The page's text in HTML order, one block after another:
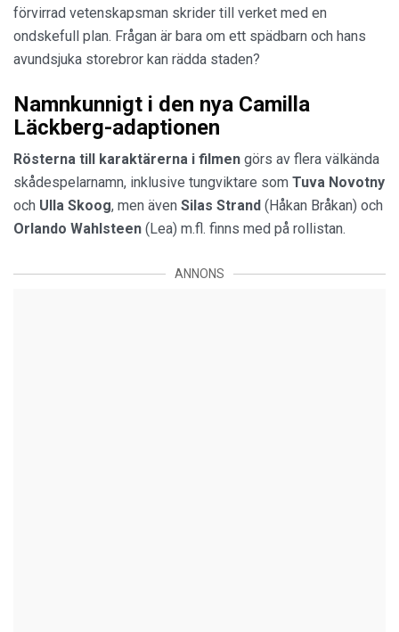
förvirrad vetenskapsman skrider till verket med en
ondskefull plan. Frågan är bara om ett spädbarn och hans
avundsjuka storebror kan rädda staden?
Namnkunnigt i den nya Camilla
Läckberg-adaptionen
Rösterna till karaktärerna i filmen görs av flera välkända
skådespelarnamn, inklusive tungviktare som Tuva Novotny
och Ulla Skoog, men även Silas Strand (Håkan Bråkan) och
Orlando Wahlsteen (Lea) m.fl. finns med på rollistan.
ANNONS